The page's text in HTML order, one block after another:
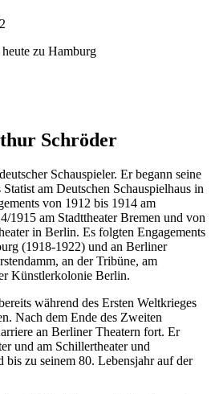
zu Hamburg
Schröder
Schauspieler. Er begann seine
am Deutschen Schauspielhaus in
von 1912 bis 1914 am
1915 am Stadttheater Bremen und von
in Berlin. Es folgten Engagements
(1918-1922) und an Berliner
an der Tribüne, am
Künstlerkolonie Berlin.
während des Ersten Weltkrieges
Nach dem Ende des Zweiten
an Berliner Theatern fort. Er
und am Schillertheater und
bis zu seinem 80. Lebensjahr auf der